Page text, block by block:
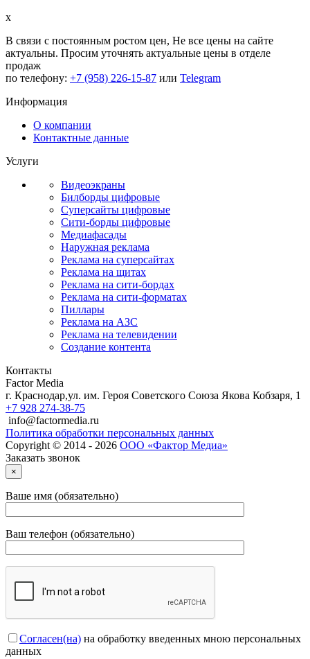
x
В связи с постоянным ростом цен, Не все цены на сайте
актуальны. Просим уточнять актуальные цены в отделе
продаж
по телефону: +7 (958) 226-15-87 или Telegram
Информация
О компании
Контактные данные
Услуги
Видеоэкраны
Билборды цифровые
Суперсайты цифровые
Сити-борды цифровые
Медиафасады
Наружная реклама
Реклама на суперсайтах
Реклама на щитах
Реклама на сити-бордах
Реклама на сити-форматах
Пиллары
Реклама на АЗС
Реклама на телевидении
Создание контента
Контакты
Factor Media
г. Краснодар,ул. им. Героя Советского Союза Якова Кобзаря, 1
+7 928 274-38-75
info@factormedia.ru
Политика обработки персональных данных
Copyright © 2014 - 2026 ООО «Фактор Медиа»
Заказать звонок
×
Ваше имя (обязательно)
Ваш телефон (обязательно)
Согласен(на) на обработку введенных мною персональных
данных